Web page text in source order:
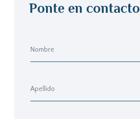
Ponte en contacto